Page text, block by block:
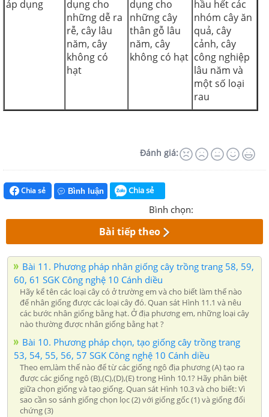
áp dụng
dụng cho
những dễ ra
rễ, cây lâu
năm, cây
không có
hạt
dụng cho
những cây
thân gỗ lâu
năm, cây
không có hạt
hầu hết các
nhóm cây ăn
quả, cây
cảnh, cây
công nghiệp
lâu năm và
một số loại
rau
Đánh giá:
Chia sẻ Bình luận Chia sẻ
Bình chọn:
Bài tiếp theo
Bài 11. Phương pháp nhân giống cây trồng trang 58, 59,
60, 61 SGK Công nghệ 10 Cánh diều
Hãy kể tên các loại cây có ở trường em và cho biết làm thế nào
để nhân giống được các loại cây đó. Quan sát Hình 11.1 và nêu
các bước nhân giống bằng hạt. Ở địa phương em, những loại cây
nào thường được nhân giống bằng hạt ?
Bài 10. Phương pháp chọn, tạo giống cây trồng trang
53, 54, 55, 56, 57 SGK Công nghệ 10 Cánh diều
Theo em,làm thế nào để từ các giống ngô địa phương (A) tạo ra
được các giống ngô (B),(C),(D),(E) trong Hình 10.1? Hãy phân biệt
giữa chọn giống và tạo giống. Quan sát Hình 10.3 và cho biết: Vì
sao cần so sánh giống chọn lọc (2) với giống gốc (1) và giống đối
chứng (3)